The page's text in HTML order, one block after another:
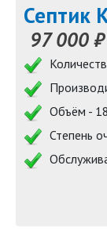
Септик
97 000 ₽
Объём -
Степень